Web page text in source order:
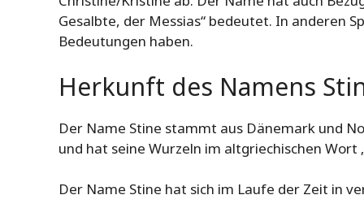
Gesalbte, der Messias“ bedeutet. In anderen
Bedeutungen haben.
Herkunft des Namens
Der Name Stine stammt aus Dänemark und
und hat seine Wurzeln im altgriechischen Wort
Der Name Stine hat sich im Laufe der Zeit in